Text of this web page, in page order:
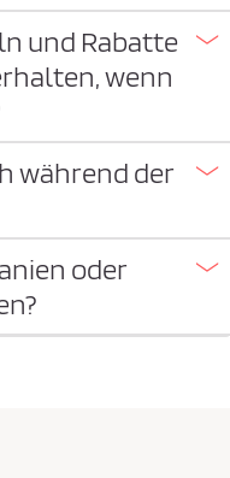
und Rabatte
wenn
während der
oder